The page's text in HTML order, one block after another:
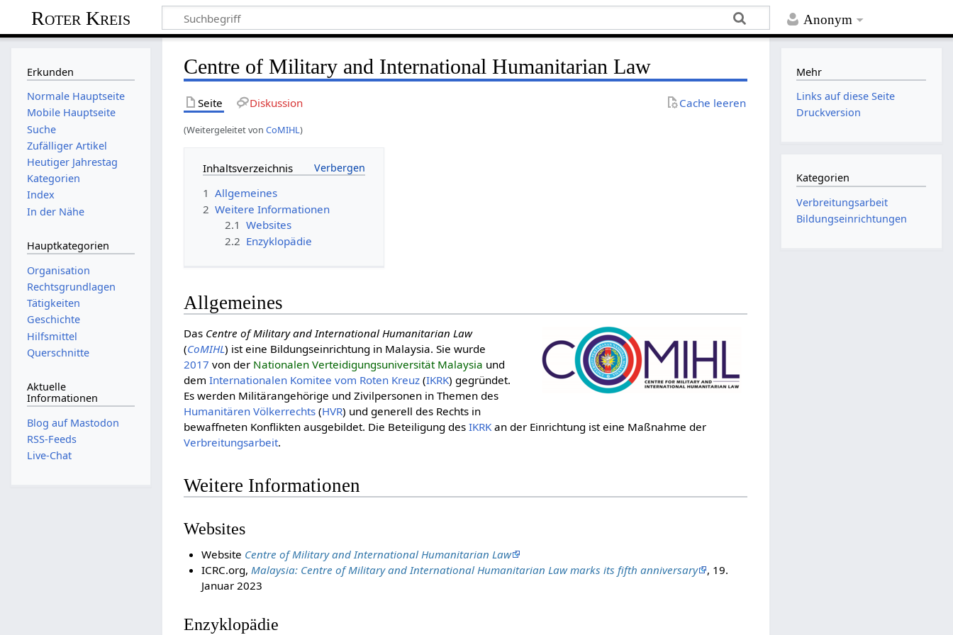
Anonym
Roter Kreis
Centre of Military and International Humanitarian Law
Seite Diskussion Cache leeren
(Weitergeleitet vonCoMIHL)
Inhaltsverzeichnis
1 Allgemeines
2 Weitere Informationen
2.1 Websites
2.2 Enzyklopädie
Allgemeines
Das Centre of Military and International Humanitarian Law
(CoMIHL) ist eine Bildungseinrichtung in Malaysia. Sie wurde
2017 von der Nationalen Verteidigungsuniversität Malaysia und
demInter­natio­nalen Komitee vom Roten Kreuz (IKRK) gegründet.
Es werden Militärangehörige und Zivilpersonen in Themen des
Huma­ni­tären Völker­rechts (HVR) und generell des Rechts in
bewaffneten Konflikten ausgebildet. Die Beteiligung desIKRK an der Einrichtung ist eine Maßnahme der
Verbreitungsarbeit.
Weitere Informationen
Websites
Website Centre of Military and International Humanitarian Law
ICRC.org, Malaysia: Centre of Military and International Humanitarian Law marks its fifth anniversary
, 19.
Januar 2023
Enzyklopädie
Erkunden
Normale Hauptseite
Mobile Hauptseite
Suche
Zufälliger Artikel
Heutiger Jahrestag
Kategorien
Index
In der Nähe
Hauptkategorien
Organisation
Rechtsgrundlagen
Tätigkeiten
Geschichte
Hilfsmittel
Querschnitte
Aktuelle
Informationen
Blog auf Mastodon
RSS-Feeds
Live-Chat
Mehr
Links auf diese Seite
Druckversion
Kategorien
Verbreitungsarbeit
Bildungseinrichtungen